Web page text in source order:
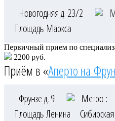
Новогодняя д. 23/2
Площадь Маркса
Первичный прием по
2200 руб.
Приём в «Аперто на
Фрунзе д. 9 Метро :
Площадь Ленина
Сибирская